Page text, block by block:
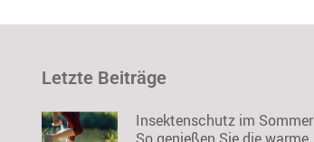
Letzte Beiträge
Insektenschutz im